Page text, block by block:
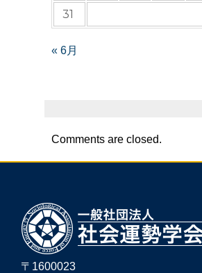
31
« 6月
Comments are closed.
〒1600023